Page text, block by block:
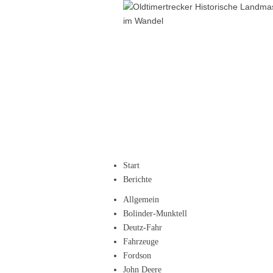
Start
Berichte
Allgemein
Bolinder-Munktell
Deutz-Fahr
Fahrzeuge
Fordson
John Deere